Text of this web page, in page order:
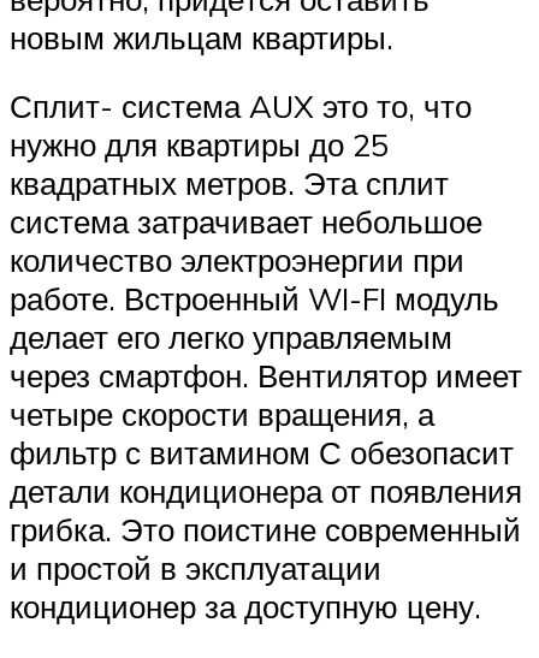
новым жильцам квартиры.
Сплит- система AUX это то, что
нужно для квартиры до 25
квадратных метров. Эта сплит
система затрачивает небольшое
количество электроэнергии при
работе. Встроенный WI-FI модуль
делает его легко управляемым
через смартфон. Вентилятор имеет
четыре скорости вращения, а
фильтр с витамином С обезопасит
детали кондиционера от появления
грибка. Это поистине современный
и простой в эксплуатации
кондиционер за доступную цену.